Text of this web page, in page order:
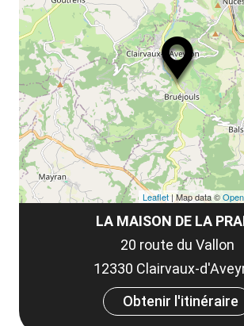
LA MAISON DE LA
20 route du Vallon
12330 Clairvaux-
Obtenir l'itinéraire
Leaflet| Map data ©